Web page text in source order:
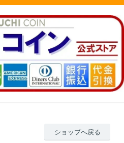
ショップへ戻る